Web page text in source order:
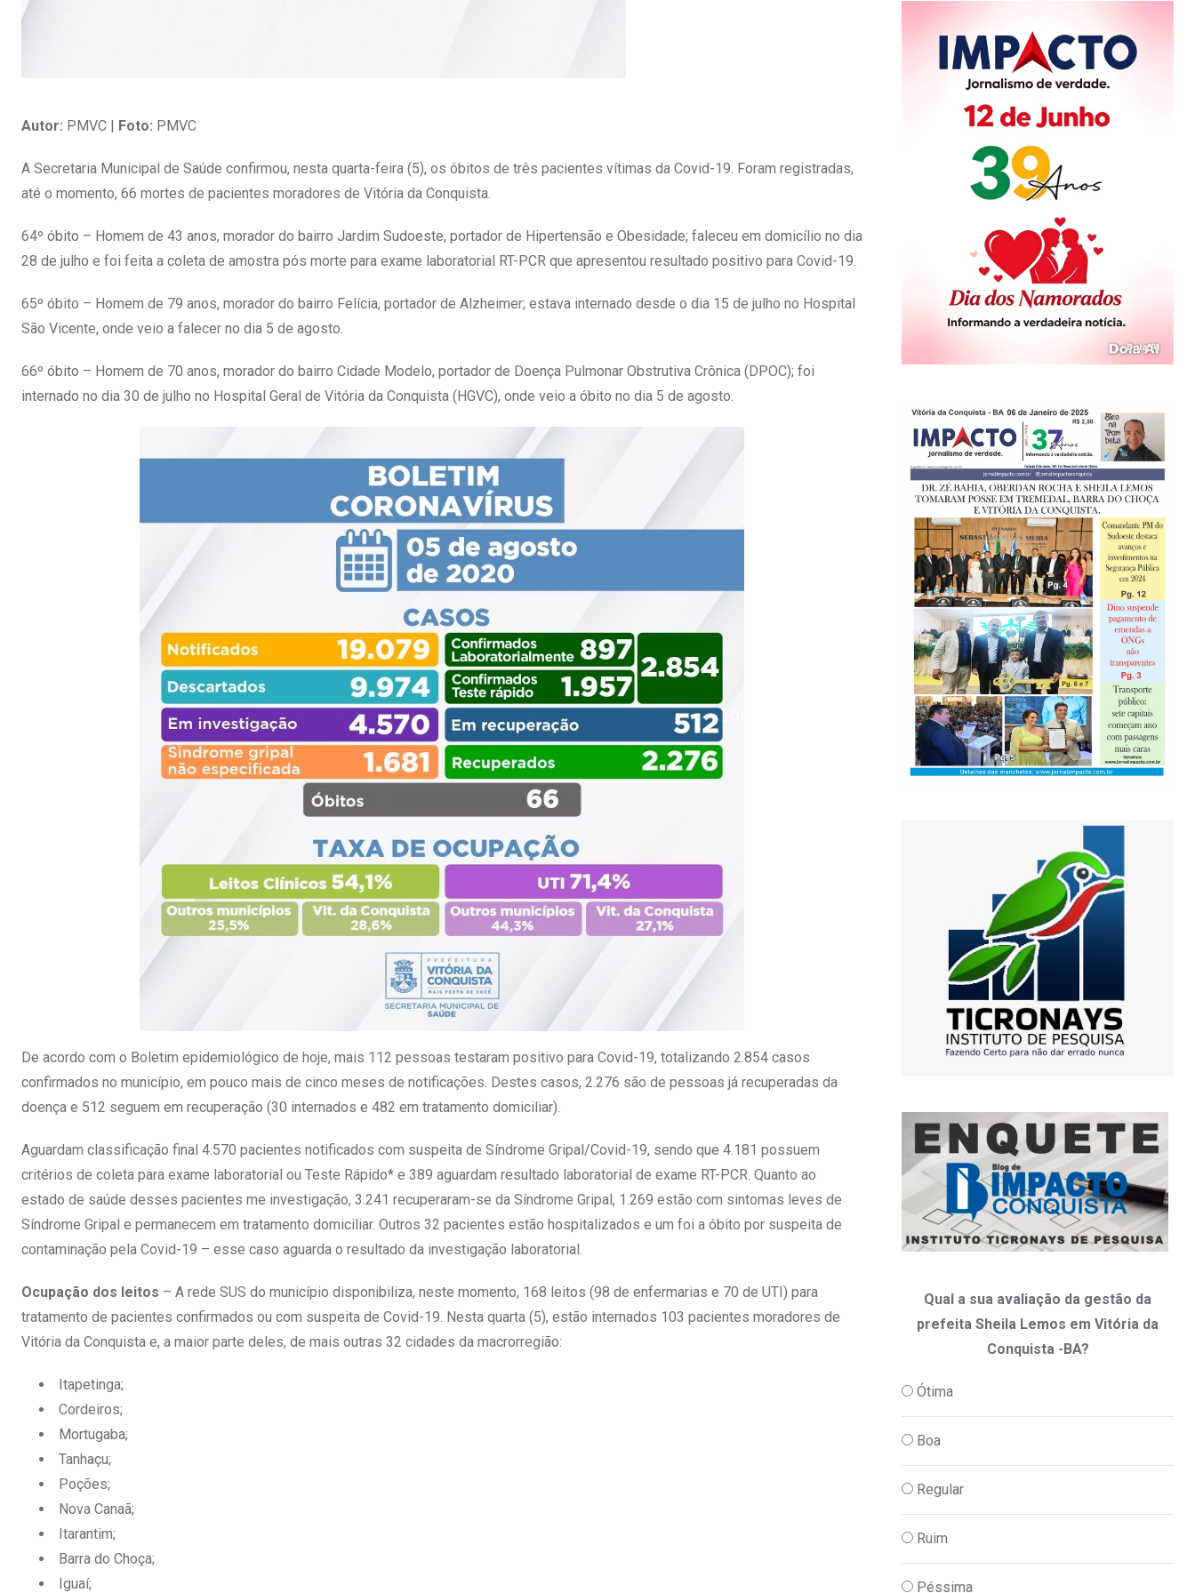
Autor: PMVC | Foto: PMVC
A Secretaria Municipal de Saúde confirmou, nesta quarta-feira (5), os óbitos de três pacientes vítimas da Covid-19. Foram registradas,
até o momento, 66 mortes de pacientes moradores de Vitória da Conquista.
64º óbito – Homem de 43 anos, morador do bairro Jardim Sudoeste, portador de Hipertensão e Obesidade; faleceu em domicílio no dia
28 de julho e foi feita a coleta de amostra pós morte para exame laboratorial RT-PCR que apresentou resultado positivo para Covid-19.
65º óbito – Homem de 79 anos, morador do bairro Felícia, portador de Alzheimer; estava internado desde o dia 15 de julho no Hospital
São Vicente, onde veio a falecer no dia 5 de agosto.
66º óbito – Homem de 70 anos, morador do bairro Cidade Modelo, portador de Doença Pulmonar Obstrutiva Crônica (DPOC); foi
internado no dia 30 de julho no Hospital Geral de Vitória da Conquista (HGVC), onde veio a óbito no dia 5 de agosto.
De acordo com o Boletim epidemiológico de hoje, mais 112 pessoas testaram positivo para Covid-19, totalizando 2.854 casos
confirmados no município, em pouco mais de cinco meses de notificações. Destes casos, 2.276 são de pessoas já recuperadas da
doença e 512 seguem em recuperação (30 internados e 482 em tratamento domiciliar).
Aguardam classificação final 4.570 pacientes notificados com suspeita de Síndrome Gripal/Covid-19, sendo que 4.181 possuem
critérios de coleta para exame laboratorial ou Teste Rápido* e 389 aguardam resultado laboratorial de exame RT-PCR. Quanto ao
estado de saúde desses pacientes me investigação, 3.241 recuperaram-se da Síndrome Gripal, 1.269 estão com sintomas leves de
Síndrome Gripal e permanecem em tratamento domiciliar. Outros 32 pacientes estão hospitalizados e um foi a óbito por suspeita de
contaminação pela Covid-19 – esse caso aguarda o resultado da investigação laboratorial.
Ocupação dos leitos – A rede SUS do município disponibiliza, neste momento, 168 leitos (98 de enfermarias e 70 de UTI) para
tratamento de pacientes confirmados ou com suspeita de Covid-19. Nesta quarta (5), estão internados 103 pacientes moradores de
Vitória da Conquista e, a maior parte deles, de mais outras 32 cidades da macrorregião:
Itapetinga;
Cordeiros;
Mortugaba;
Tanhaçu;
Poções;
Nova Canaã;
Itarantim;
Barra do Choça;
Iguaí;
Qual a sua avaliação da gestão da
prefeita Sheila Lemos em Vitória da
Conquista -BA?
Ótima
Boa
Regular
Ruim
Péssima